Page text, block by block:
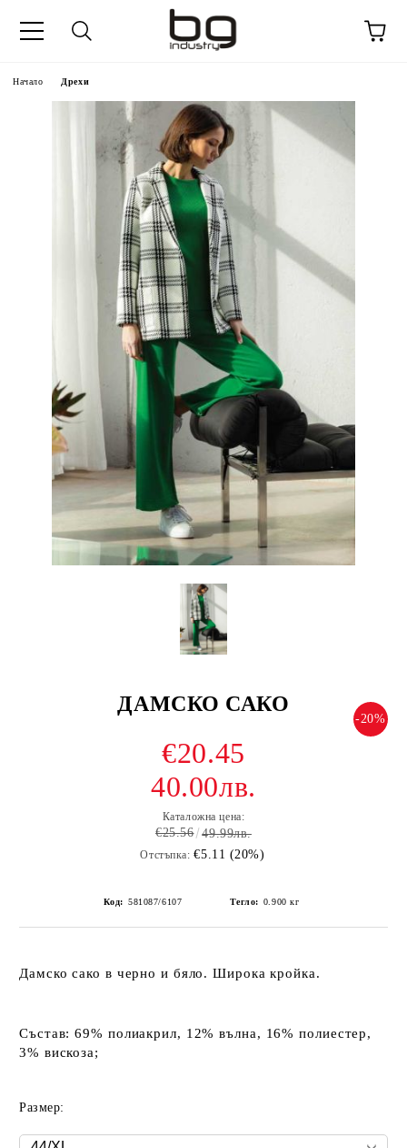
Начало Дрехи
ДАМСКО САКО
-20%
€20.45
40.00лв.
Каталожна цена:
€25.56 49.99лв.
Отстъпка: €5.11 (20%)
Код: 581087/6107 Тегло: 0.900 кг
Дамско сако в черно и бяло. Широка кройка.
Състав: 69% полиакрил, 12% вълна, 16% полиестер,
3% вискоза;
Размер: